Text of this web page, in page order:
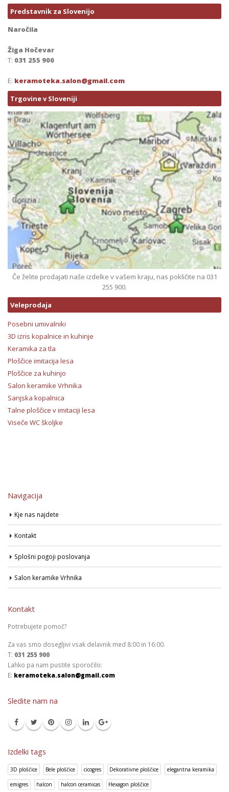
Predstavnik za Slovenijo
Naročila
Žiga Hočevar
T: 031 255 900
E: keramoteka.salon@gmail.com
Trgovine v Sloveniji
Če želite prodajati naše izdelke v vašem kraju, nas pokličite na 031
255 900.
Veleprodaja
Posebni umivalniki
3D izris kopalnice in kuhinje
Keramika za tla
Ploščice imitacija lesa
Ploščice za kuhinjo
Salon keramike Vrhnika
Sanjska kopalnica
Talne ploščice v imitaciji lesa
Viseče WC školjke
Navigacija
Kje nas najdete
Kontakt
Splošni pogoji poslovanja
Salon keramike Vrhnika
Kontakt
Potrebujete pomoč?
Za vas smo dosegljivi vsak delavnik med 8:00 in 16:00.
T: 031 255 900
Lahko pa nam pustite sporočilo:
E: keramoteka.salon@gmail.com
Sledite nam na
Izdelki tags
3D ploščice Bele ploščice cicogres Dekorativne ploščice elegantna keramika
emigres halcon halcon ceramicas Hexagon ploščice